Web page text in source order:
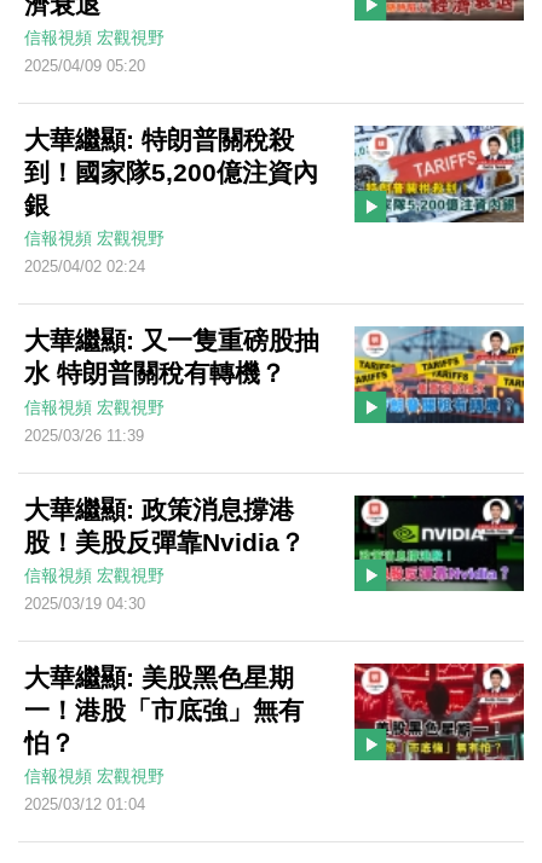
信報視頻 宏觀視野
2025/04/09 05:20
大華繼顯: 特朗普關稅殺
到！國家隊5,200億注資內
銀
信報視頻 宏觀視野
2025/04/02 02:24
大華繼顯: 又一隻重磅股抽
水 特朗普關稅有轉機？
信報視頻 宏觀視野
2025/03/26 11:39
大華繼顯: 政策消息撐港
股！美股反彈靠Nvidia？
信報視頻 宏觀視野
2025/03/19 04:30
大華繼顯: 美股黑色星期
一！港股「市底強」無有
怕？
信報視頻 宏觀視野
2025/03/12 01:04